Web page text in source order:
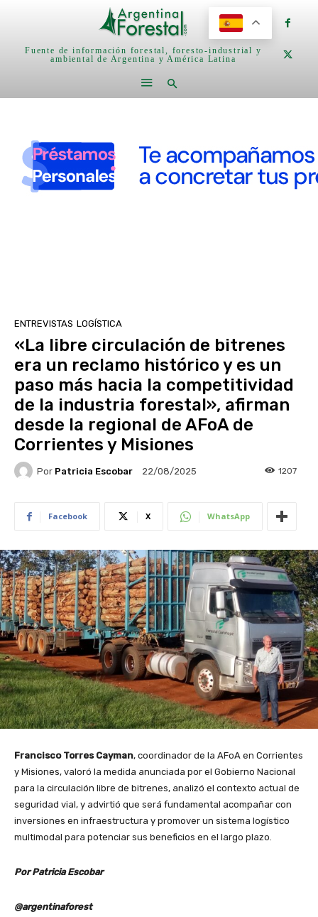
Fuente de información forestal, foresto-industrial y
ambiental de Argentina y América Latina
ENTREVISTAS LOGÍSTICA
«La libre circulación de bitrenes
era un reclamo histórico y es un
paso más hacia la competitividad
de la industria forestal», afirman
desde la regional de AFoA de
Corrientes y Misiones
Por Patricia Escobar 22/08/2025 1207
Facebook X WhatsApp
Francisco Torres Cayman, coordinador de la AFoA en Corrientes
y Misiones, valoró la medida anunciada por el Gobierno Nacional
para la circulación libre de bitrenes, analizó el contexto actual de
seguridad vial, y advirtió que será fundamental acompañar con
inversiones en infraestructura y promover un sistema logístico
multimodal para potenciar sus beneficios en el largo plazo.
Por Patricia Escobar
@argentinaforest